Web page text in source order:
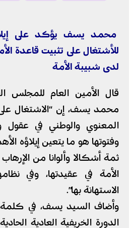
محمد يسف يؤكد على
للأشتغال على تثبيت قاعدة
لدى شبيبة الأمة
قال الأمين العام للمجلس
محمد يسف، إن “الاشتغال
المعنوي والوطني في عقول
وفتوتها هو ما يتعين إيلاؤه
ثمة أشكالا وألوانا من
الأمة في عقيدتها، وفي
الاستهانة بها”.
وأضاف السيد يسف، في كلمة
الدورة الخريفية العادية